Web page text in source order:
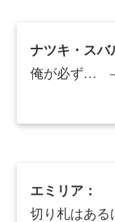
ナツキ・スバ
俺が必ず…
エミリア：
切り札はある